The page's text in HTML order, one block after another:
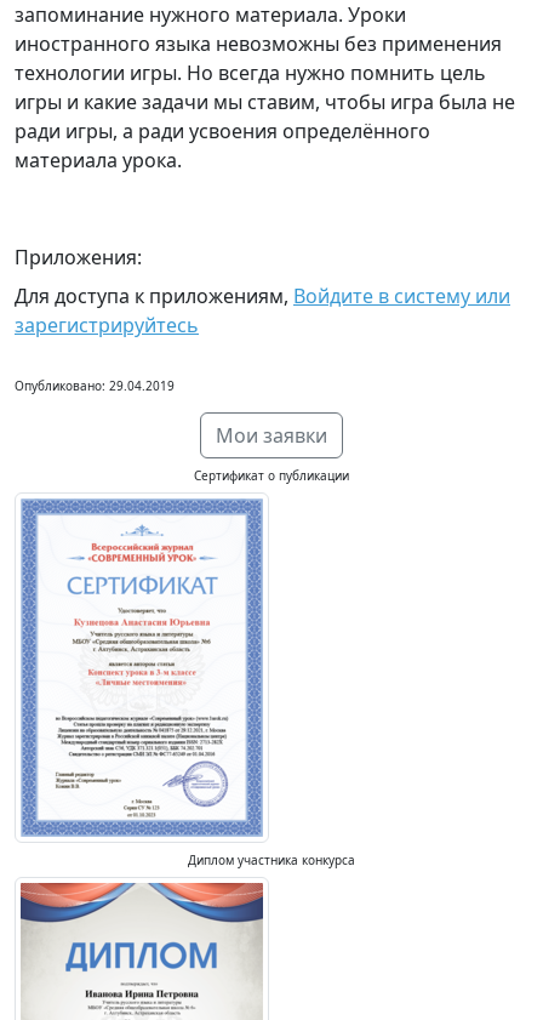
запоминание нужного материала. Уроки
иностранного языка невозможны без применения
технологии игры. Но всегда нужно помнить цель
игры и какие задачи мы ставим, чтобы игра была не
ради игры, а ради усвоения определённого
материала урока.
Приложения:
Для доступа к приложениям, Войдите в систему или
зарегистрируйтесь
Опубликовано: 29.04.2019
Мои заявки
Сертификат о публикации
Диплом участника конкурса